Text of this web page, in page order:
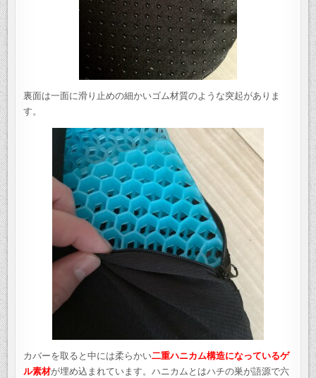
裏面は一面に滑り止めの細かいゴム材質のような突起がありま
す。
カバーを取ると中には柔らかい二重ハニカム構造になっているゲ
ル素材が埋め込まれています。ハニカムとはハチの巣が語源で六